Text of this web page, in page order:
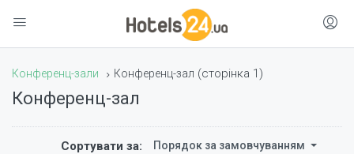
Конференц-зали Конференц-зал (сторінка 1)
Конференц-зал
Сортувати за: Порядок за замовчуванням